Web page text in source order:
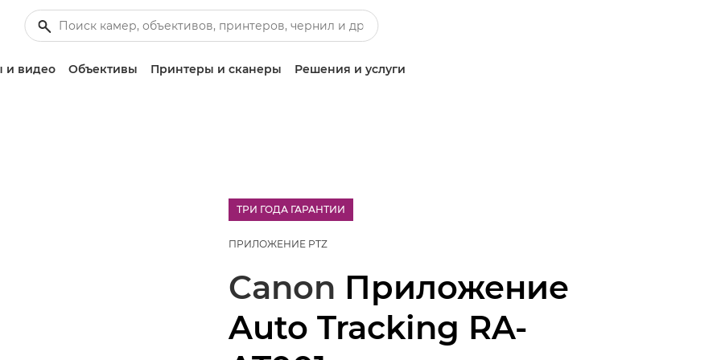
и видео Объективы Принтеры и сканеры Решения и услуги
ТРИ ГОДА ГАРАНТИИ£100 Bargeld zurück
ПРИЛОЖЕНИЕ PTZ
Canon Приложение
Auto Tracking RA-